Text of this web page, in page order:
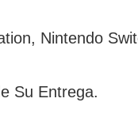
Nintendo
Su Entrega.